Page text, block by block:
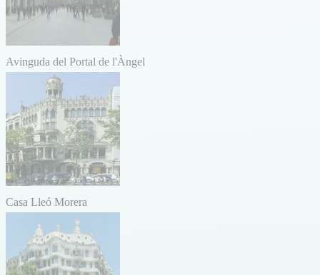
Avinguda del Portal de l'Àngel
Casa Lleó Morera